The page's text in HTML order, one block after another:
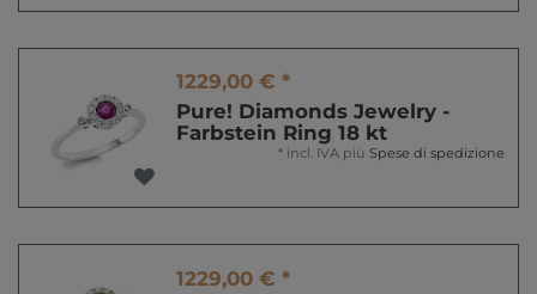
1229,00 € *
Pure! Diamonds Jewelry -
Farbstein Ring 18 kt
* incl. IVA più Spese di spedizione
1229,00 € *